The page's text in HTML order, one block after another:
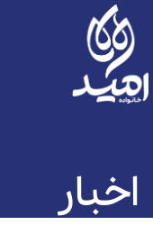
اخبار